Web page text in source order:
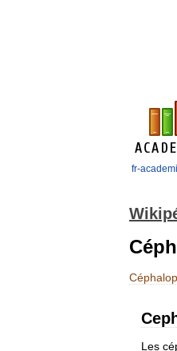
fr-
Les